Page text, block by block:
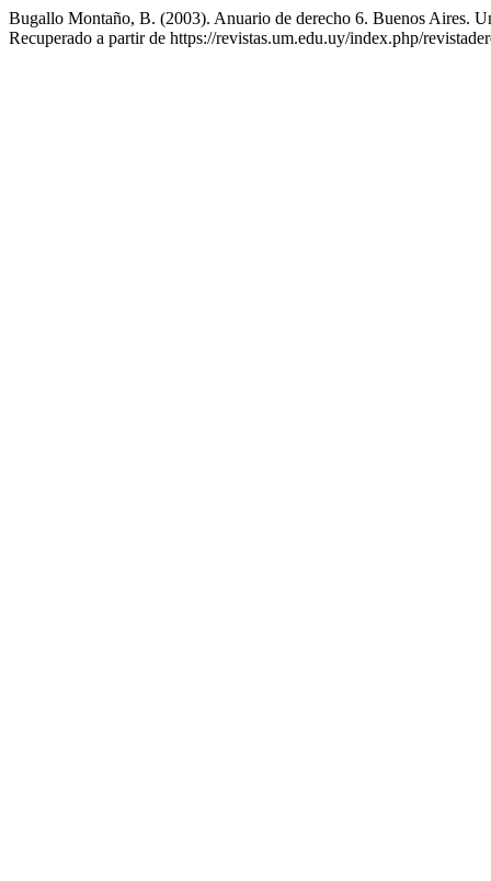
Bugallo Montaño, B. (2003). Anuario de derecho 6. Buenos Aires.
Recuperado a partir de https://revistas.um.edu.uy/index.php/